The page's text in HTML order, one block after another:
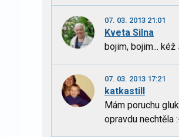
07. 03. 2013 21:01
Kveta Silna
bojim, bojim...
07. 03. 2013 17:21
katkastill
Mám poruchu
opravdu nechtěla